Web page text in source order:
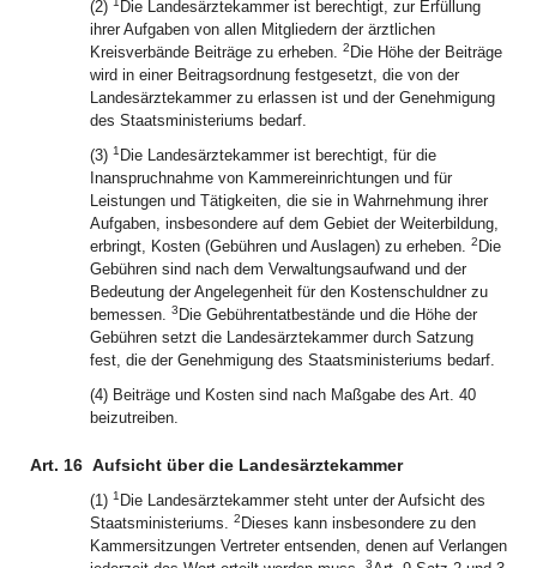
(2)
Die Landesärztekammer ist berechtigt, zur Erfüllung
ihrer Aufgaben von allen Mitgliedern der ärztlichen
Kreisverbände Beiträge zu erheben. 2 Die Höhe der Beiträge
wird in einer Beitragsordnung festgesetzt, die von der
Landesärztekammer zu erlassen ist und der Genehmigung
des Staatsministeriums bedarf.
(3) 1 Die Landesärztekammer ist berechtigt, für die
Inanspruchnahme von Kammereinrichtungen und für
Leistungen und Tätigkeiten, die sie in Wahrnehmung ihrer
Aufgaben, insbesondere auf dem Gebiet der Weiterbildung,
erbringt, Kosten (Gebühren und Auslagen) zu erheben. 2 Die
Gebühren sind nach dem Verwaltungsaufwand und der
Bedeutung der Angelegenheit für den Kostenschuldner zu
bemessen. 3 Die Gebührentatbestände und die Höhe der
Gebühren setzt die Landesärztekammer durch Satzung
fest, die der Genehmigung des Staatsministeriums bedarf.
(4) Beiträge und Kosten sind nach Maßgabe des Art. 40
beizutreiben.
Art. 16 Aufsicht über die Landesärztekammer
(1) 1 Die Landesärztekammer steht unter der Aufsicht des
Staatsministeriums. 2 Dieses kann insbesondere zu den
Kammersitzungen Vertreter entsenden, denen auf Verlangen
3